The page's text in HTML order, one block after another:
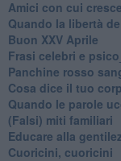
​Amici con cui
​Quando la libertà
Buon XXV Aprile
​Frasi celebri e
​Panchine rosso
​Cosa dice il tuo
​Quando le parole
​(Falsi) miti familiari
​Educare alla
​Cuoricini, cuoricini